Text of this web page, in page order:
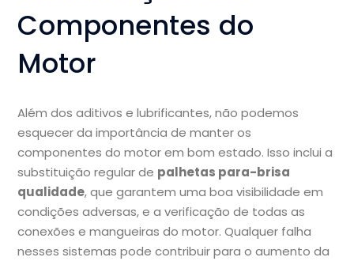
Componentes do
Motor
Além dos aditivos e lubrificantes, não podemos
esquecer da importância de manter os
componentes do motor em bom estado. Isso inclui a
substituição regular de palhetas para-brisa
qualidade, que garantem uma boa visibilidade em
condições adversas, e a verificação de todas as
conexões e mangueiras do motor. Qualquer falha
nesses sistemas pode contribuir para o aumento da